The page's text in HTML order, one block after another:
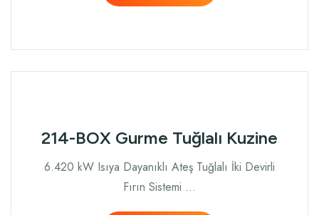
214-BOX Gurme Tuğlalı Kuzine
6.420 kW Isıya Dayanıklı Ateş Tuğlalı İki Devirli
Fırın Sistemi …